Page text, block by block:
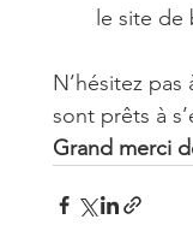
le site de
N’hésitez pas
sont prêts à
Grand merci